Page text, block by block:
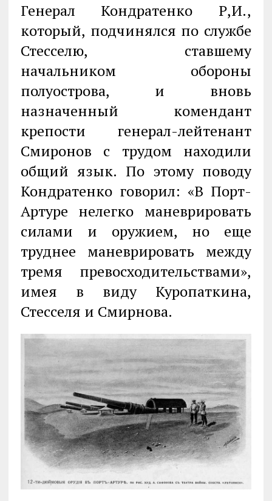
Генерал Кондратенко Р,И.,
который, подчинялся по службе
Стесселю, ставшему
начальником обороны
полуострова, и вновь
назначенный комендант
крепости генерал-лейтенант
Смиронов с трудом находили
общий язык. По этому поводу
Кондратенко говорил: «В Порт-
Артуре нелегко маневрировать
силами и оружием, но еще
труднее маневрировать между
тремя превосходительствами»,
имея в виду Куропаткина,
Стесселя и Смирнова.